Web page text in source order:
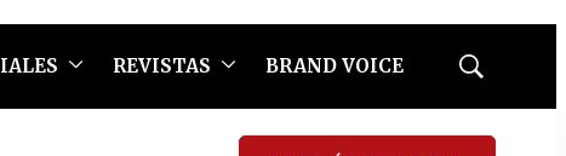
REVISTAS BRAND VOICE
Mostrar